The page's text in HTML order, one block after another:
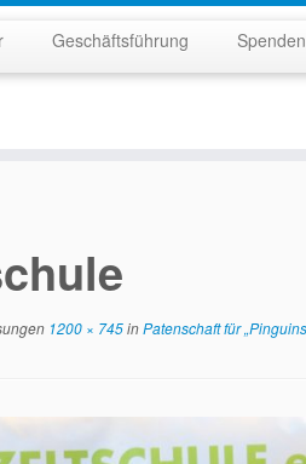
Geschäftsführung Spenden
1200 × 745inPatenschaft für